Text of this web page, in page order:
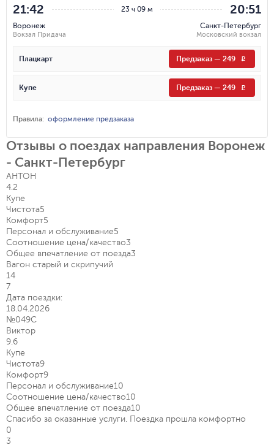
23 ч 09 м
21:42
Воронеж
Вокзал Придача
20:51
Санкт-Петербург
Московский вокзал
Плацкарт Предзаказ — 249 R
Купе Предзаказ — 249 R
Правила: оформление предзаказа
Отзывы о поездах направления Воронеж
- Санкт-Петербург
АНТОН
4.2
Купе
Чистота5
Комфорт5
Персонал и обслуживание5
Соотношение цена/качество3
Общее впечатление от поезда3
Вагон старый и скрипучий
14
7
Дата поездки:
18.04.2026
№049С
Виктор
9.6
Купе
Чистота9
Комфорт9
Персонал и обслуживание10
Соотношение цена/качество10
Общее впечатление от поезда10
Спасибо за оказанные услуги. Поездка прошла комфортно
0
3